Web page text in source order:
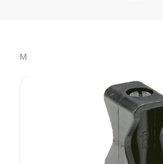
Mostrando 17 artículo(s)